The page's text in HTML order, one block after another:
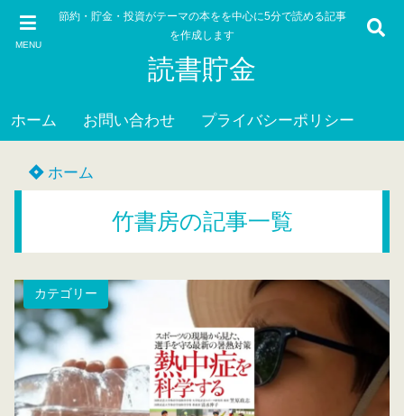
MENU
節約・貯金・投資がテーマの本をを中心に5分で読める記事
を作成します
読書貯金
ホーム お問い合わせ プライバシーポリシー
ホーム
竹書房の記事一覧
カテゴリー